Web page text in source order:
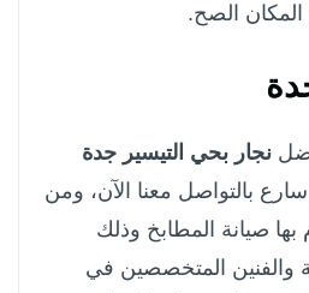
الصح.
نجار بحي التيسير جدة
بالتواصل معنا الآن، ومن
بها صيانة المطابخ وذلك
والفنين المتخصصين في